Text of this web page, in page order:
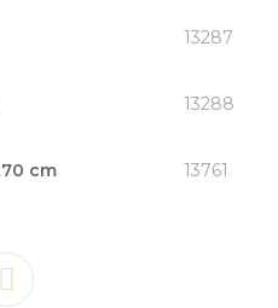
13287
13288
cm 13761